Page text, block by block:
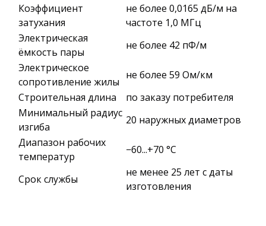
Коэффициент
затухания
не более 0,0165 дБ/м на
частоте 1,0 МГц
Электрическая
ёмкость пары
не более 42 пФ/м
Электрическое
сопротивление жилы
не более 59 Ом/км
Строительная длина
по заказу потребителя
Минимальный радиус
изгиба
20 наружных диаметров
Диапазон рабочих
температур
−60...+70 °C
Срок службы
не менее 25 лет с даты
изготовления